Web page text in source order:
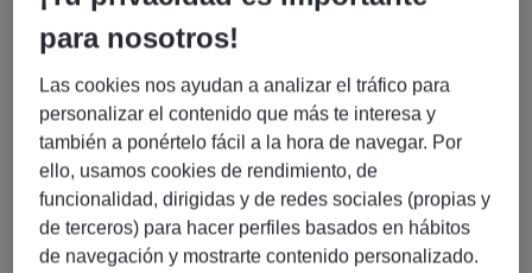
plataformas de datos, pipelines, APIs
y gestión de eventos (Asynchronous Event
Management))
Buscamos un/aBusiness Analyst Seniorpara
incorporarse a un proyecto internacional de alto
impacto, trabajando en entornos deanalítica de
datos, integración de sistemas y transformación
digital.
para nosotros!
Las cookies nos ayudan a analizar el tráfico para
personalizar el contenido que más te interesa y
también a ponértelo fácil a la hora de navegar. Por
ello, usamos cookies de rendimiento, de
funcionalidad, dirigidas y de redes sociales (propias y
de terceros) para hacer perfiles basados en hábitos
de navegación y mostrarte contenido personalizado.